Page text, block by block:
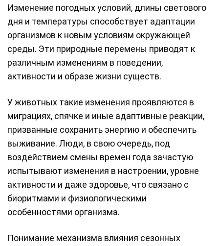
Изменение погодных условий, длины светового
дня и температуры способствует адаптации
организмов к новым условиям окружающей
среды. Эти природные перемены приводят к
различным изменениям в поведении,
активности и образе жизни существ.
У животных такие изменения проявляются в
миграциях, спячке и иные адаптивные реакции,
призванные сохранить энергию и обеспечить
выживание. Люди, в свою очередь, под
воздействием смены времен года зачастую
испытывают изменения в настроении, уровне
активности и даже здоровье, что связано с
биоритмами и физиологическими
особенностями организма.
Понимание механизма влияния сезонных